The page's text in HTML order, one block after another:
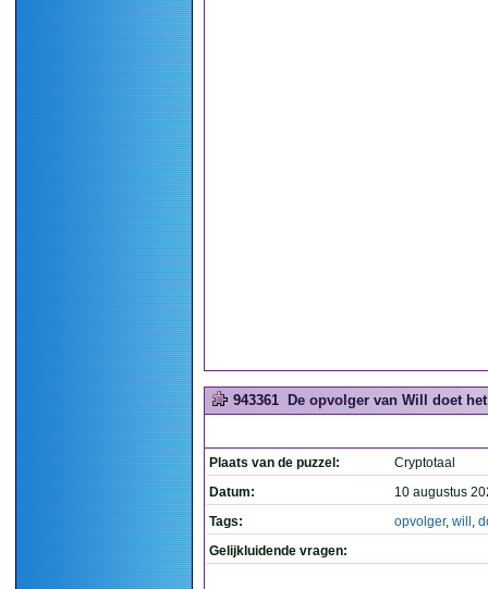
943361 De opvolger van Will doet
Plaats van de puzzel:
Cryptotaal
Datum:
10 augustus
Tags:
opvolger, will ,
Gelijkluidende vragen: